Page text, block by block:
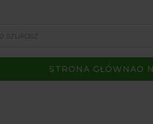
STRONA GŁÓWNAO